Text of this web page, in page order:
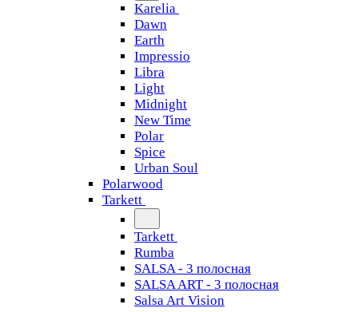
Karelia
Dawn
Earth
Impressio
Libra
Light
Midnight
New Time
Polar
Spice
Urban Soul
Polarwood
Tarkett
Tarkett
Rumba
SALSA - 3 полосная
SALSA ART - 3 полосная
Salsa Art Vision